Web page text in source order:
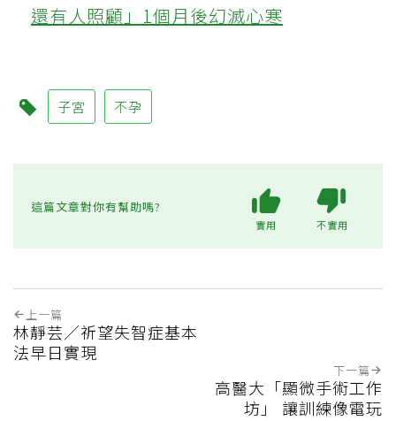
還有人照顧」1個月後幻滅心寒
子宮 不孕
這篇文章對你有幫助嗎?
實用 不實用
上一篇
林靜芸／祈望失智症基本
法早日實現
下一篇
高醫大「顯微手術工作
坊」 讓訓練像電玩